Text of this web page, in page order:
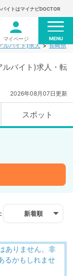
イトはマイナビDOCTOR
マイページ MENU
ルバイト)求人 長崎県
バイト)求人・転
2026年08月07日更新
スポット
新着順
ありません。非
るかもしれませ